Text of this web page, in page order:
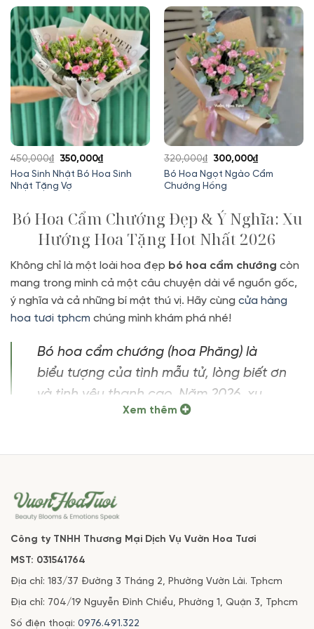
500,000₫.
515,000₫.
Hoa Sinh Nhật Bó Hoa Sinh
Nhật Tặng Vợ
450,000₫
Giá
gốc
là:
350,000₫Giá
hiện
350,000₫.
Bó Hoa Ngọt Ngào Cẩm
Chướng Hồng
320,000₫
Giá
gốc
là:
300,000₫Giá
hiện
300,000₫.
Bó Hoa Cẩm Chướng Đẹp & Ý Nghĩa: Xu
Hướng Hoa Tặng Hot Nhất 2026
Không chỉ là một loài hoa đẹp bó hoa cẩm chướng còn
mang trong mình cả một câu chuyện dài về nguồn gốc,
ý nghĩa và cả những bí mật thú vị. Hãy cùng cửa hàng
hoa tươi tphcm chúng mình khám phá nhé!
Bó hoa cẩm chướng (hoa Phăng) là
biểu tượng của tình mẫu tử, lòng biết ơn
và tình yêu thanh cao. Năm 2026, xu
hướng hoa cẩm chướng tập trung vào
cách Garden Mix tự nhiên và ưu tiên tính
tặng sinh nhật Mẹ, người yêu hoặc
đồng nghiệp với độ bền hoa lên đến 7-
10 ngày.
Bó Hoa Cẩm Chướng Mang Vẻ Đẹp Cổ Điển
Trong Nhịp Sống Hiện Đại
Không chỉ là một loài hoa đẹp,
Xem thêm
Công ty TNHH Thương Mại Dịch Vụ Vườn Hoa Tươi
MST: 031541764
Địa chỉ: 183/37 Đường 3 Tháng 2, Phường Vườn Lài. Tphcm
Địa chỉ: 704/19 Nguyễn Đình Chiểu, Phường 1, Quận 3, Tphcm
Số điện thoại: 0976.491.322